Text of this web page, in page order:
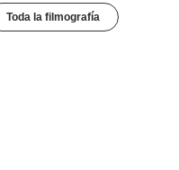
Toda la filmografía